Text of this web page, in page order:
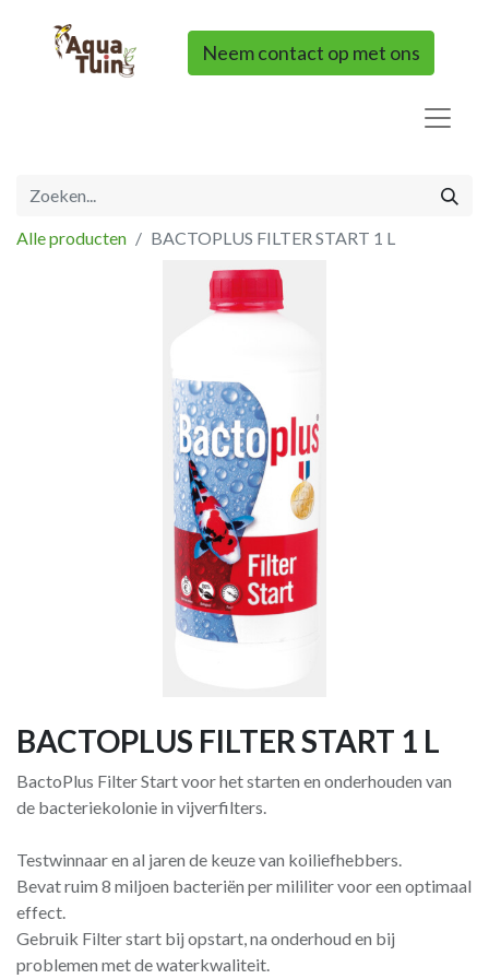
Neem contact op met ons
Alle producten BACTOPLUS FILTER START 1 L
BACTOPLUS FILTER START 1 L
BactoPlus Filter Start voor het starten en onderhouden van
de bacteriekolonie in vijverfilters.
Testwinnaar en al jaren de keuze van koiliefhebbers.
Bevat ruim 8 miljoen bacteriën per mililiter voor een optimaal
effect.
Gebruik Filter start bij opstart, na onderhoud en bij
problemen met de waterkwaliteit.